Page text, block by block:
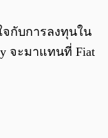
จกับการลงทุนใน
จะมาแทนที่ Fiat